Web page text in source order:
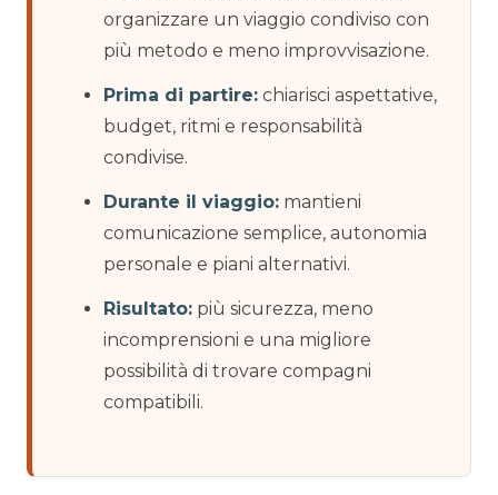
organizzare un viaggio condiviso con
più metodo e meno improvvisazione.
Prima di partire: chiarisci aspettative,
budget, ritmi e responsabilità
condivise.
Durante il viaggio: mantieni
comunicazione semplice, autonomia
personale e piani alternativi.
Risultato: più sicurezza, meno
incomprensioni e una migliore
possibilità di trovare compagni
compatibili.